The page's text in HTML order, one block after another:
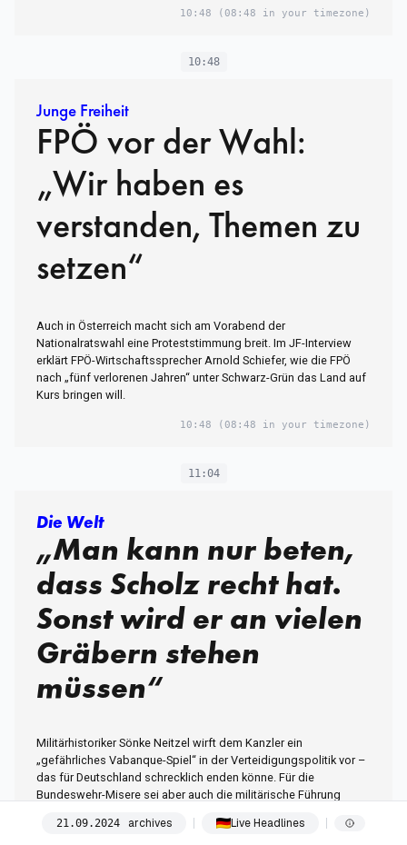
10:48 (08:48 in your timezone)
10:48
Junge Freiheit
FPÖ vor der Wahl:
„Wir haben es
verstanden, Themen zu
setzen“
Auch in Österreich macht sich am Vorabend der
Nationalratswahl eine Proteststimmung breit. Im JF-Interview
erklärt FPÖ-Wirtschaftssprecher Arnold Schiefer, wie die FPÖ
nach „fünf verlorenen Jahren“ unter Schwarz-Grün das Land auf
Kurs bringen will.
10:48 (08:48 in your timezone)
11:04
Die Welt
„Man kann nur beten,
dass Scholz recht hat.
Sonst wird er an vielen
Gräbern stehen
müssen“
Militärhistoriker Sönke Neitzel wirft dem Kanzler ein
„gefährliches Vabanque-Spiel“ in der Verteidigungspolitik vor –
das für Deutschland schrecklich enden könne. Für die
Bundeswehr-Misere sei aber auch die militärische Führung
erzogen“.
21.09.2024 archives Live Headlines